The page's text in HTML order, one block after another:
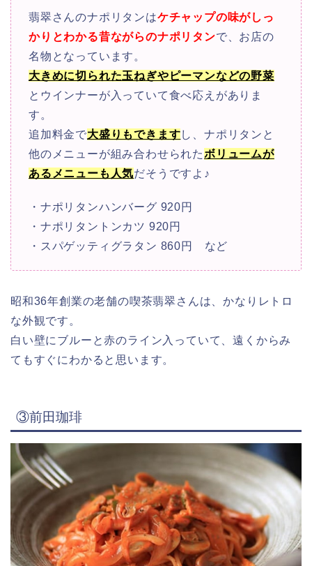
翡翠さんのナポリタンはケチャップの味がしっ
かりとわかる昔ながらのナポリタンで、お店の
名物となっています。
大きめに切られた玉ねぎやピーマンなどの野菜
とウインナーが入っていて食べ応えがありま
す。
追加料金で大盛りもできますし、ナポリタンと
他のメニューが組み合わせられたボリュームが
あるメニューも人気だそうですよ♪
・ナポリタンハンバーグ 920円
・ナポリタントンカツ 920円
・スパゲッティグラタン 860円 など
昭和36年創業の老舗の喫茶翡翠さんは、かなりレトロ
な外観です。
白い壁にブルーと赤のライン入っていて、遠くからみ
てもすぐにわかると思います。
③前田珈琲